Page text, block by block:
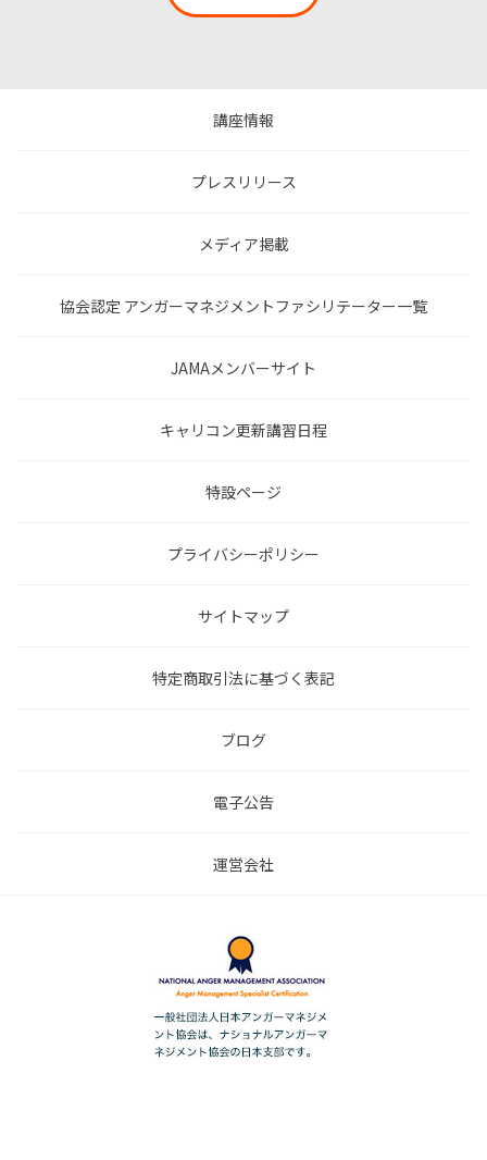
講座情報
プレスリリース
メディア掲載
協会認定 アンガーマネジメントファシリテーター一覧
JAMAメンバーサイト
キャリコン更新講習日程
特設ページ
プライバシーポリシー
サイトマップ
特定商取引法に基づく表記
ブログ
電子公告
運営会社